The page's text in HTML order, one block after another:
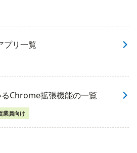
プリ一覧
Chrome拡張機能の一覧
業員向け